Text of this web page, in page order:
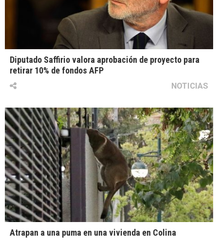
Diputado Saffirio valora aprobación de proyecto para
retirar 10% de fondos AFP
NOTICIAS
Atrapan a una puma en una vivienda en Colina